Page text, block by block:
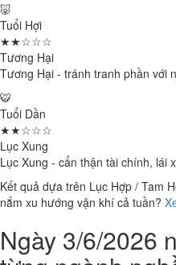
🐷
Tuổi Hợi
★★☆☆☆
Tương Hại
Tương Hại - tránh tranh phần với
🐯
Tuổi Dần
★★☆☆☆
Lục Xung
Lục Xung - cẩn thận tài chính, lái
Kết quả dựa trên Lục Hợp / Tam
nắm xu hướng vận khí cả tuần?
Ngày 3/6/2026